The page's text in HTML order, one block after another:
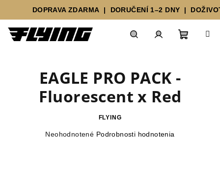
Prejsť
EAGLE PRO PACK -
Fluorescent x Red
FLYING
Priemerné
Neohodnotené Podrobnosti hodnotenia
DOPRAVA ZDARMA | DORUČENÍ 1–2 DNY |